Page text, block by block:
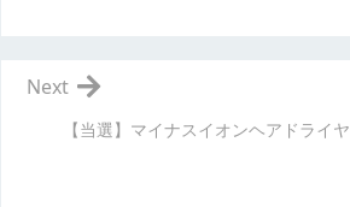
【当選】マイナスイオンヘアドライ
Next